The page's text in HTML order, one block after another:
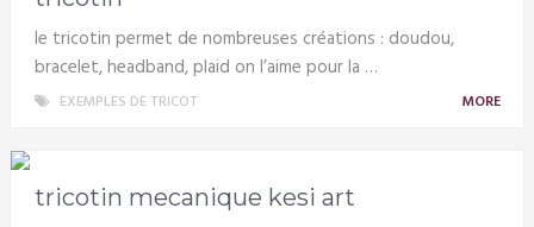
le tricotin permet de nombreuses créations : doudou,
bracelet, headband, plaid on l’aime pour la …
EXEMPLES DE TRICOT MORE
tricotin mecanique kesi art